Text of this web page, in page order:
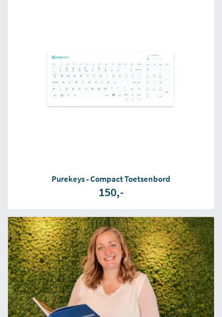
Purekeys - Compact Toetsenbord
150,-